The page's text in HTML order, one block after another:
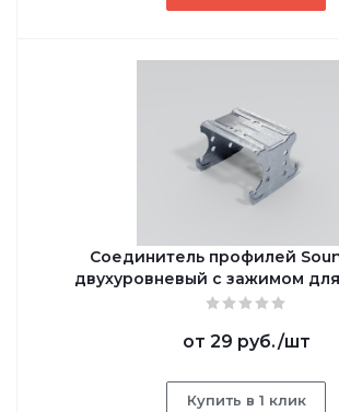
Соединитель профилей
двухуровневый с зажимом
от 29 руб./шт
Купить в 1 клик